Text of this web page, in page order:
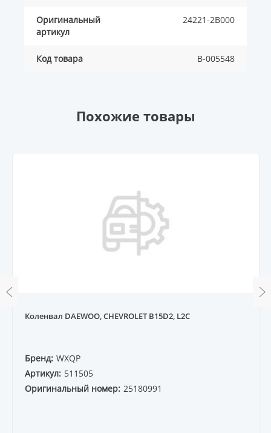
Оригинальный
артикул
24221-2B000
Код товара B-005548
Похожие товары
Коленвал DAEWOO, CHEVROLET B15D2, L2C
Бренд: WXQP
Артикул: 511505
Оригинальный номер: 25180991